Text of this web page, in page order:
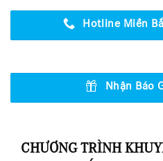
Hotline Miền
Nhận Báo
CHƯƠNG TRÌNH